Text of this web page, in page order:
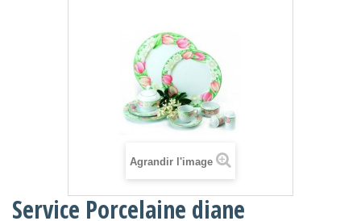
Agrandir l'image
Service Porcelaine diane